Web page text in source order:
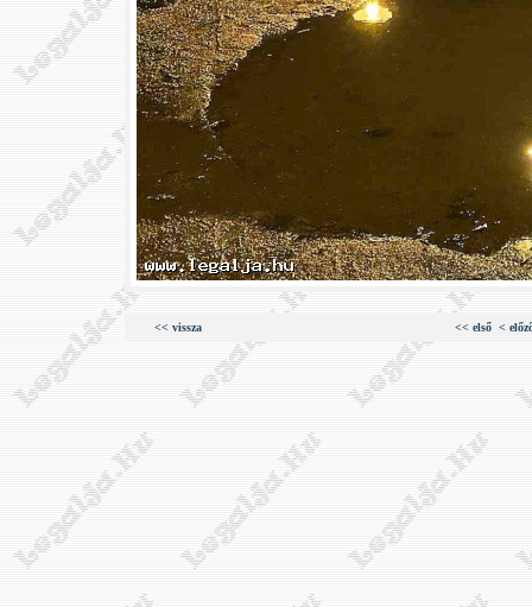
<< vissza << első <